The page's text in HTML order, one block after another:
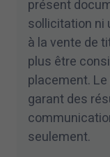
présent
sollicitation ni
à la vente de
plus être
placement.
garant des
seulement.